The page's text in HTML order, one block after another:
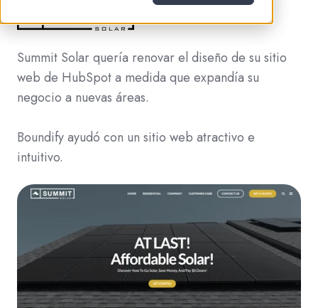
Summit Solar quería renovar el diseño de su sitio
web de HubSpot a medida que expandía su
negocio a nuevas áreas.
Boundify ayudó con un sitio web atractivo e
intuitivo.